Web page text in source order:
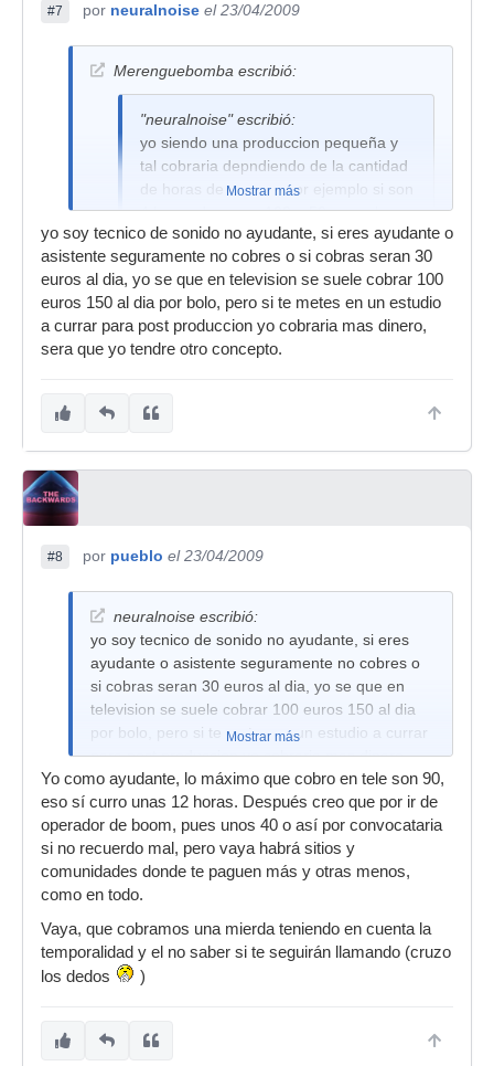
#7 por neuralnoise el 23/04/2009
Merenguebomba escribió:
"neuralnoise" escribió:
yo siendo una produccion pequeña y
tal cobraria depndiendo de la cantidad
de horas de trabajo, por ejemplo si son
4 horas de curro, 100 o 50 euros la
hora esta muy bien, pero eso es
negociarlo con el que pague.
No se no se, creo que flipas un poco, 100€ la
hora? si te pagan eso por dia me parece que vas
ayudante por lo que veo,
Mostrar más
yo soy tecnico de sonido no ayudante, si eres ayudante o
asistente seguramente no cobres o si cobras seran 30
euros al dia, yo se que en television se suele cobrar 100
euros 150 al dia por bolo, pero si te metes en un estudio
a currar para post produccion yo cobraria mas dinero,
sera que yo tendre otro concepto.
#8 por pueblo el 23/04/2009
neuralnoise escribió:
yo soy tecnico de sonido no ayudante, si eres
ayudante o asistente seguramente no cobres o
si cobras seran 30 euros al dia, yo se que en
television se suele cobrar 100 euros 150 al dia
por bolo, pero si te metes en un estudio a currar
para post produccion yo cobraria mas dinero,
sera que yo tendre otro concepto.
Mostrar más
Yo como ayudante, lo máximo que cobro en tele son 90,
eso sí curro unas 12 horas. Después creo que por ir de
operador de boom, pues unos 40 o así por convocataria
si no recuerdo mal, pero vaya habrá sitios y
comunidades donde te paguen más y otras menos,
como en todo.
Vaya, que cobramos una mierda teniendo en cuenta la
temporalidad y el no saber si te seguirán llamando (cruzo
los dedos
)